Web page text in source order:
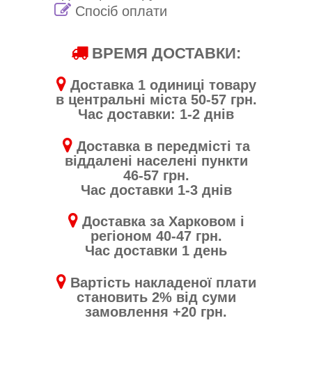
Спосіб оплати
ВРЕМЯ ДОСТАВКИ:
Доставка 1 одиниці товару
в центральні міста 50-57 грн.
Час доставки: 1-2 днів
Доставка в передмісті та
віддалені населені пункти
46-57 грн.
Час доставки 1-3 днів
Доставка за Харковом і
регіоном 40-47 грн.
Час доставки 1 день
Вартість накладеної плати
становить 2% від суми
замовлення +20 грн.